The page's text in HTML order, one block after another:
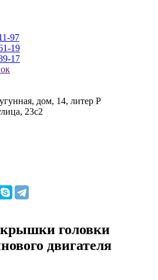
97
19
17
дом, 14, литер Р
23с2
головки
двигателя